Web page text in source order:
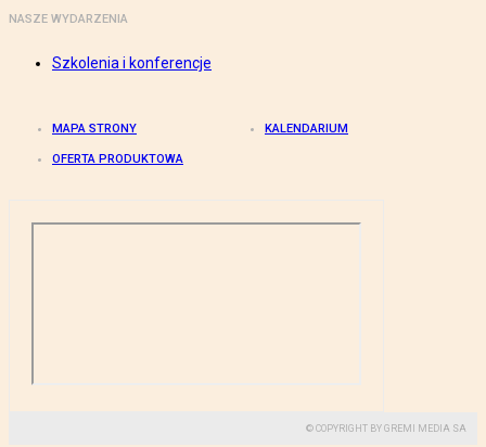
NASZE WYDARZENIA
Szkolenia i konferencje
MAPA STRONY KALENDARIUM
OFERTA PRODUKTOWA
© COPYRIGHT BY GREMI MEDIA SA